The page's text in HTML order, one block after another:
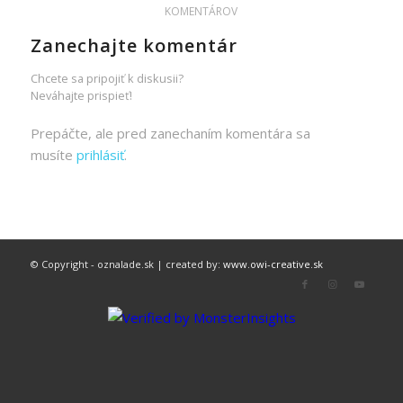
KOMENTÁROV
Zanechajte komentár
Chcete sa pripojiť k diskusii?
Neváhajte prispieť!
Prepáčte, ale pred zanechaním komentára sa
musíte prihlásiť.
© Copyright - oznalade.sk | created by: www.owi-creative.sk